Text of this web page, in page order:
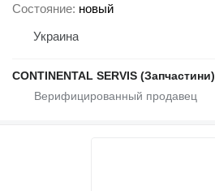
Состояние новый
Украина
CONTINENTAL SERVIS (Запчастини)